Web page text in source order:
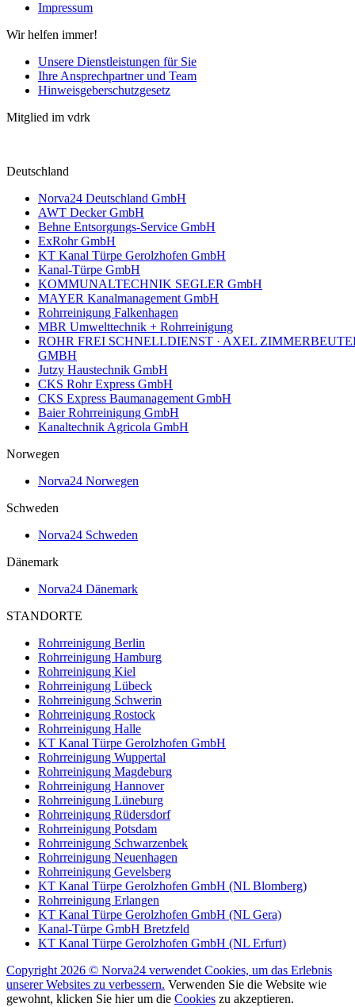
Impressum
Wir helfen immer!
Unsere Dienstleistungen für Sie
Ihre Ansprechpartner und Team
Hinweisgeberschutzgesetz
Mitglied im vdrk
Deutschland
Norva24 Deutschland GmbH
AWT Decker GmbH
Behne Entsorgungs-Service GmbH
ExRohr GmbH
KT Kanal Türpe Gerolzhofen GmbH
Kanal-Türpe GmbH
KOMMUNALTECHNIK SEGLER GmbH
MAYER Kanalmanagement GmbH
Rohrreinigung Falkenhagen
MBR Umwelttechnik + Rohrreinigung
ROHR FREI SCHNELLDIENST · AXEL
GMBH
Jutzy Haustechnik GmbH
CKS Rohr Express GmbH
CKS Express Baumanagement GmbH
Baier Rohrreinigung GmbH
Kanaltechnik Agricola GmbH
Norwegen
Norva24 Norwegen
Schweden
Norva24 Schweden
Dänemark
Norva24 Dänemark
STANDORTE
Rohrreinigung Berlin
Rohrreinigung Hamburg
Rohrreinigung Kiel
Rohrreinigung Lübeck
Rohrreinigung Schwerin
Rohrreinigung Rostock
Rohrreinigung Halle
KT Kanal Türpe Gerolzhofen GmbH
Rohrreinigung Wuppertal
Rohrreinigung Magdeburg
Rohrreinigung Hannover
Rohrreinigung Lüneburg
Rohrreinigung Rüdersdorf
Rohrreinigung Potsdam
Rohrreinigung Schwarzenbek
Rohrreinigung Neuenhagen
Rohrreinigung Gevelsberg
KT Kanal Türpe Gerolzhofen GmbH (NL Blomberg)
Rohrreinigung Erlangen
KT Kanal Türpe Gerolzhofen GmbH (NL Gera)
Kanal-Türpe GmbH Bretzfeld
KT Kanal Türpe Gerolzhofen GmbH (NL Erfurt)
Copyright 2026 © Norva24 verwendet Cookies, um das Erlebnis
unserer Websites zu verbessern. Verwenden Sie die Website wie
gewohnt, klicken Sie hier um die Cookies zu akzeptieren.